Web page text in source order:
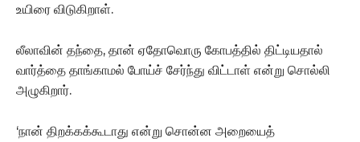
உயிரை விடுகிறாள்.
லீலாவின் தந்தை, தான் ஏதோவொரு கோபத்தில் திட்டியதால்
வார்த்தை தாங்காமல் போய்ச் சேர்ந்து விட்டாள் என்று சொல்லி
அழுகிறார்.
‘நான் திறக்கக்கூடாது என்று சொன்ன அறையைத்